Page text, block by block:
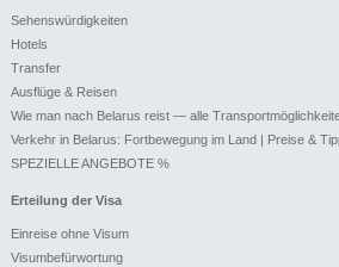
Sehenswürdigkeiten
Hotels
Transfer
Ausflüge & Reisen
Wie man nach Belarus reist — alle
Verkehr in Belarus: Fortbewegung im Land | Preise &
SPEZIELLE ANGEBOTE %
Erteilung der Visa
Einreise ohne Visum
Visumbefürwortung